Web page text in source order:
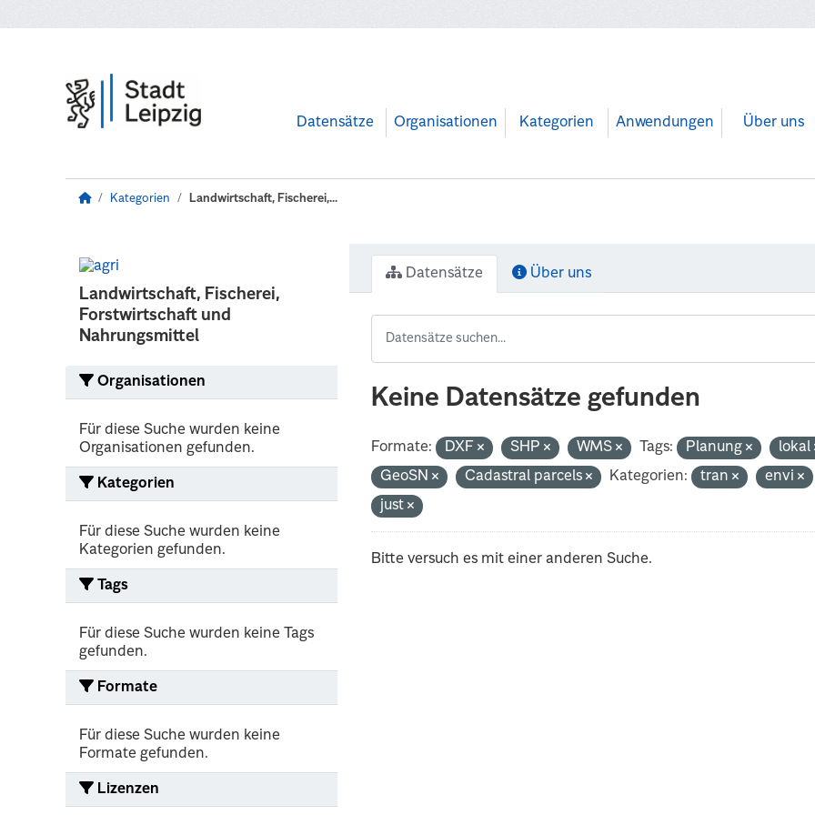
Datensätze Organisationen Kategorien Anwendungen Über uns
Kategorien Landwirtschaft, Fischerei,...
Landwirtschaft, Fischerei,
Forstwirtschaft und
Nahrungsmittel
Organisationen
Für diese Suche wurden keine
Organisationen gefunden.
Kategorien
Für diese Suche wurden keine
Kategorien gefunden.
Tags
Für diese Suche wurden keine Tags
gefunden.
Formate
Für diese Suche wurden keine
Formate gefunden.
Lizenzen
Datensätze Über uns
Keine Datensätze gefunden
Formate: DXF SHP WMS Tags: Planung
lokal
GeoSN
Cadastral parcels Kategorien: tran
envi
just
Bitte versuch es mit einer anderen Suche.